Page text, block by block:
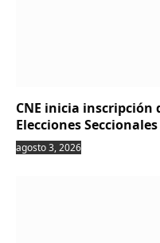
CNE inicia
Elecciones Seccionales
agosto 3, 2026